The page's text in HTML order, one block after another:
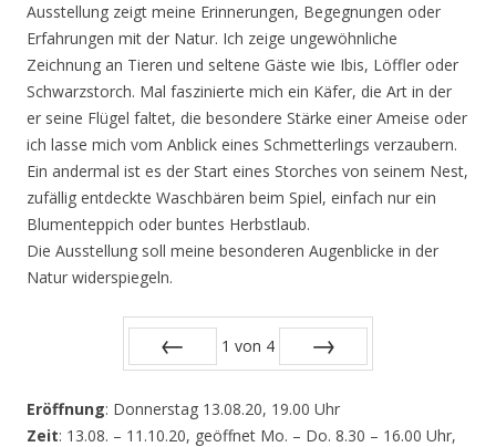
Ausstellung zeigt meine Erinnerungen, Begegnungen oder
Erfahrungen mit der Natur. Ich zeige ungewöhnliche
Zeichnung an Tieren und seltene Gäste wie Ibis, Löffler oder
Schwarzstorch. Mal faszinierte mich ein Käfer, die Art in der
er seine Flügel faltet, die besondere Stärke einer Ameise oder
ich lasse mich vom Anblick eines Schmetterlings verzaubern.
Ein andermal ist es der Start eines Storches von seinem Nest,
zufällig entdeckte Waschbären beim Spiel, einfach nur ein
Blumenteppich oder buntes Herbstlaub.
Die Ausstellung soll meine besonderen Augenblicke in der
Natur widerspiegeln.
1 von 4
Eröffnung: Donnerstag 13.08.20, 19.00 Uhr
Zeit: 13.08. – 11.10.20, geöffnet Mo. – Do. 8.30 – 16.00 Uhr,